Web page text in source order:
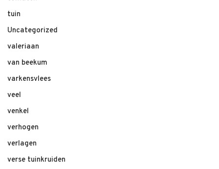
tuin
Uncategorized
valeriaan
van beekum
varkensvlees
veel
venkel
verhogen
verlagen
verse tuinkruiden